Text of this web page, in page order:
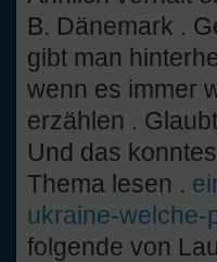
B. Dänemark .
gibt man
wenn es immer
erzählen .
Und das
Thema lesen .
ukraine-welche-
folgende von